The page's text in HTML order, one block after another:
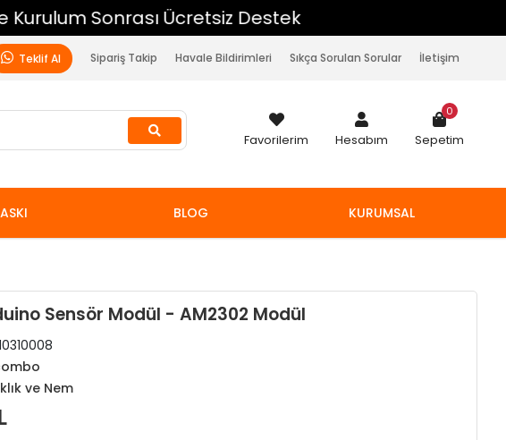
Destek
Teklif Al Sipariş Takip Havale Bildirimleri Sıkça Sorulan Sorular İletişim
Favorilerim Hesabım Sepetim
0
BLOG KURUMSAL
Sensör Modül - AM2302 Modül
ve Nem